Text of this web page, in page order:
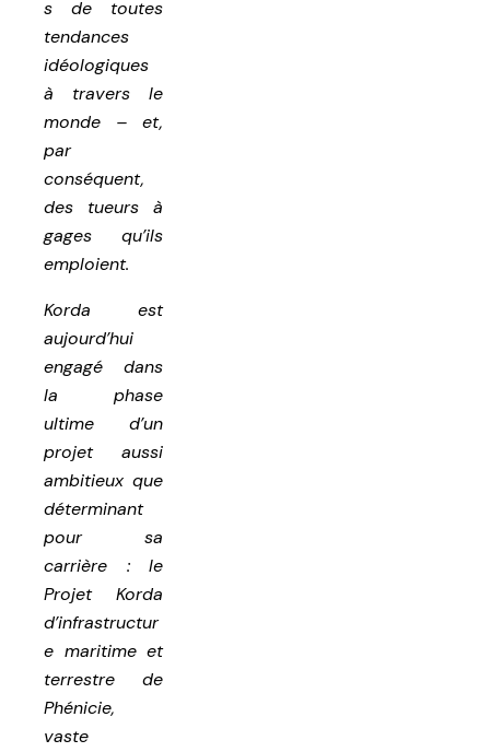
s de toutes
tendances
idéologiques
à travers le
monde – et,
par
conséquent,
des tueurs à
gages qu’ils
emploient.
Korda est
aujourd’hui
engagé dans
la phase
ultime d’un
projet aussi
ambitieux que
déterminant
pour sa
carrière : le
Projet Korda
d’infrastructur
e maritime et
terrestre de
Phénicie,
vaste